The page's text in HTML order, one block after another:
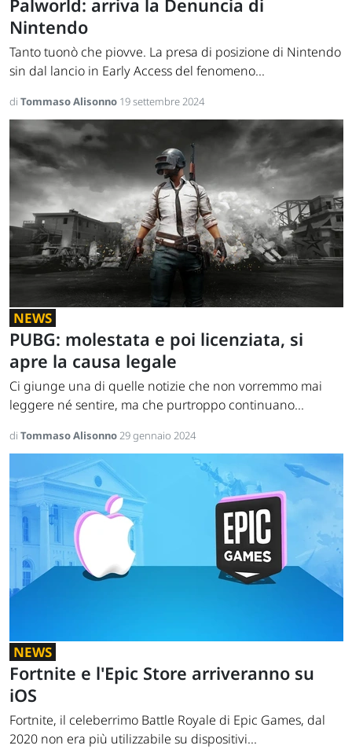
Palworld: arriva la Denuncia di
Nintendo
Tanto tuonò che piovve. La presa di posizione di Nintendo
sin dal lancio in Early Access del fenomeno...
di Tommaso Alisonno 19 settembre 2024
NEWS
PUBG: molestata e poi licenziata, si
apre la causa legale
Ci giunge una di quelle notizie che non vorremmo mai
leggere né sentire, ma che purtroppo continuano...
di Tommaso Alisonno29 gennaio 2024
NEWS
Fortnite e l'Epic Store arriveranno su
iOS
Fortnite, il celeberrimo Battle Royale di Epic Games, dal
2020 non era più utilizzabile su dispositivi...